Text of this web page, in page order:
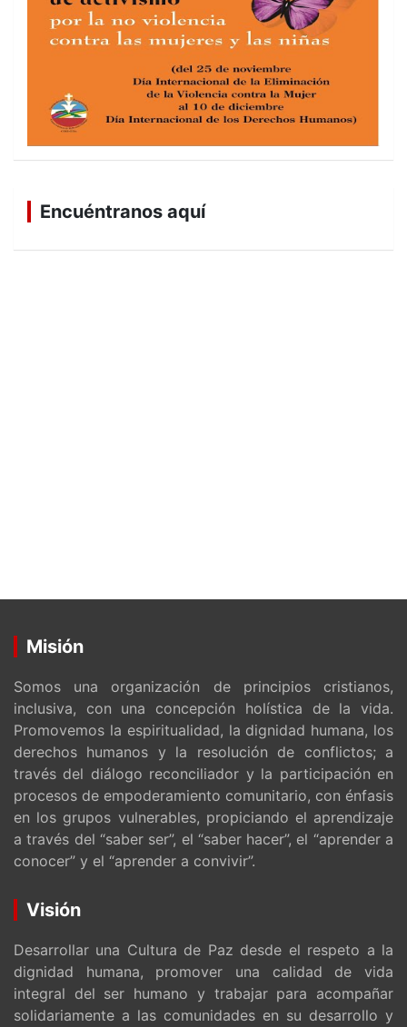
Encuéntranos aquí
Misión
Somos una organización de principios cristianos,
inclusiva, con una concepción holística de la vida.
Promovemos la espiritualidad, la dignidad humana, los
derechos humanos y la resolución de conflictos; a
través del diálogo reconciliador y la participación en
procesos de empoderamiento comunitario, con énfasis
en los grupos vulnerables, propiciando el aprendizaje
a través del “saber ser”, el “saber hacer”, el “aprender a
conocer” y el “aprender a convivir”.
Visión
Desarrollar una Cultura de Paz desde el respeto a la
dignidad humana, promover una calidad de vida
integral del ser humano y trabajar para acompañar
solidariamente a las comunidades en su desarrollo y